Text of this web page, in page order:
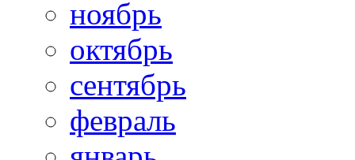
ноябрь
октябрь
сентябрь
февраль